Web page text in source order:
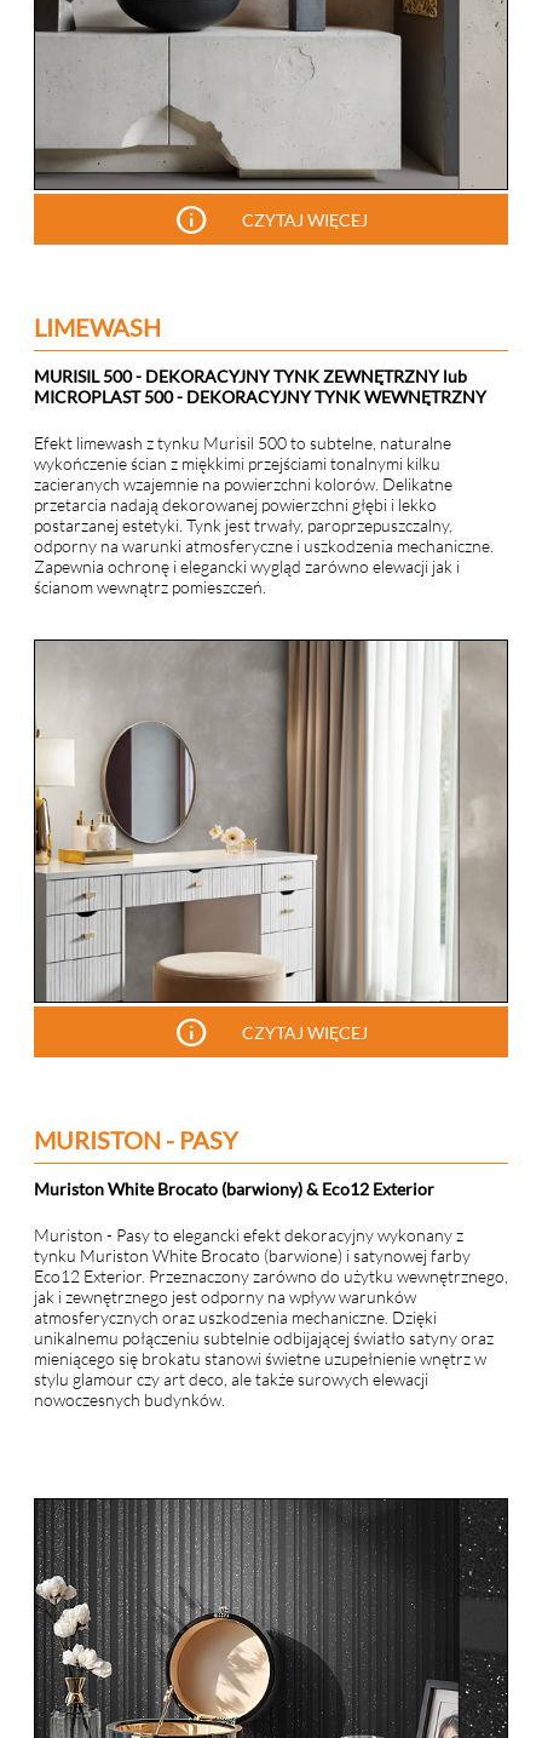
info CZYTAJ WIĘCEJ
LIMEWASH
MURISIL 500 - DEKORACYJNY TYNK ZEWNĘTRZNY lub
MICROPLAST 500 - DEKORACYJNY TYNK WEWNĘTRZNY
Efekt limewash z tynku Murisil 500 to subtelne, naturalne
wykończenie ścian z miękkimi przejściami tonalnymi kilku
zacieranych wzajemnie na powierzchni kolorów. Delikatne
przetarcia nadają dekorowanej powierzchni głębi i lekko
postarzanej estetyki. Tynk jest trwały, paroprzepuszczalny,
odporny na warunki atmosferyczne i uszkodzenia mechaniczne.
Zapewnia ochronę i elegancki wygląd zarówno elewacji jak i
ścianom wewnątrz pomieszczeń.
info CZYTAJ WIĘCEJ
MURISTON - PASY
Muriston White Brocato (barwiony) & Eco12 Exterior
Muriston - Pasy to elegancki efekt dekoracyjny wykonany z
tynku Muriston White Brocato (barwione) i satynowej farby
Eco12 Exterior. Przeznaczony zarówno do użytku wewnętrznego,
jak i zewnętrznego jest odporny na wpływ warunków
atmosferycznych oraz uszkodzenia mechaniczne. Dzięki
unikalnemu połączeniu subtelnie odbijającej światło satyny oraz
mieniącego się brokatu stanowi świetne uzupełnienie wnętrz w
stylu glamour czy art deco, ale także surowych elewacji
nowoczesnych budynków.